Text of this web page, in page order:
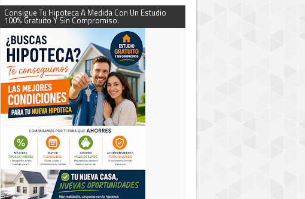
Consigue Tu Hipoteca A Medida Con Un Estudio
100% Gratuito Y Sin Compromiso.